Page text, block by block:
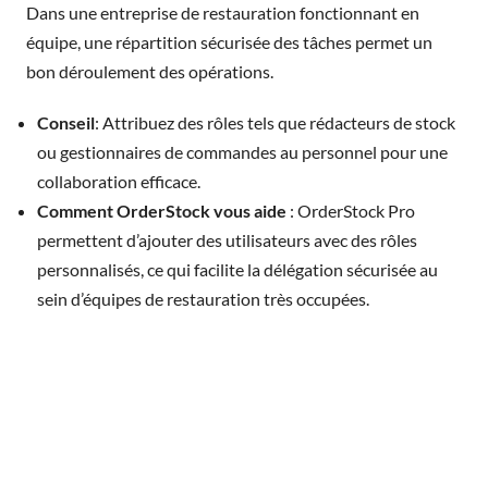
Dans une entreprise de restauration fonctionnant en
équipe, une répartition sécurisée des tâches permet un
bon déroulement des opérations.
Conseil: Attribuez des rôles tels que rédacteurs de stock
ou gestionnaires de commandes au personnel pour une
collaboration efficace.
Comment OrderStock vous aide : OrderStock Pro
permettent d’ajouter des utilisateurs avec des rôles
personnalisés, ce qui facilite la délégation sécurisée au
sein d’équipes de restauration très occupées.